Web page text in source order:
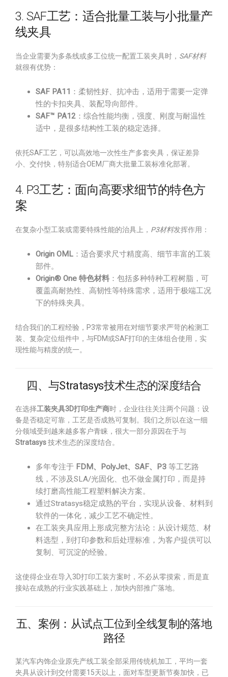
3. SAF工艺：适合批量工装与小批量产
线夹具
当企业需要为多条线或多工位统一配置工装夹具时， SAF材料
就很有优势：
SAF PA11 ：柔韧性好、抗冲击，适用于需要一定弹
性的卡扣夹具、装配导向部件。
SAF™ PA12 ：综合性能均衡，强度、刚度与耐温性
适中，是很多结构性工装的稳定选择。
依托SAF工艺，可以高效地一次性生产多套夹具，保证差异
小、交付快，特别适合OEM厂商大批量工装标准化部署。
4. P3工艺：面向高要求细节的特色方
案
在复杂小型工装或需要特殊性能的治具上， P3材料发挥作用：
Origin OML ：适合要求尺寸精度高、细节丰富的工装
部件。
Origin® One 特色材料 ：包括多种特种工程树脂，可
覆盖高耐热性、高韧性等特殊需求，适用于极端工况
下的特殊夹具。
结合我们的工程经验，P3常常被用在对细节要求严苛的检测工
装、复杂定位组件中，与FDM或SAF打印的主体组合使用，实
现性能与精度的统一。
四、与Stratasys技术生态的深度结合
在选择工装夹具3D打印生产商时，企业往往关注两个问题：设
备是否稳定可靠，工艺是否成熟可复制。我们之所以在这一细
分领域受到越来越多客户青睐，很大一部分原因在于与
Stratasys技术生态的深度结合。
多年专注于 FDM、PolyJet、SAF、P3 等工艺路
线，不涉及SLA/光固化、也不做金属打印，而是持
续打磨高性能工程塑料解决方案。
通过Stratasys稳定成熟的平台，实现从设备、材料到
软件的一体化，减少工艺不确定性。
在工装夹具应用上形成完整方法论：从设计规范、材
料选型，到打印参数和后处理标准，为客户提供可以
复制、可沉淀的经验。
这使得企业在导入3D打印工装方案时，不必从零摸索，而是直
接站在成熟的行业实践基础上，加快内部推广落地。
五、案例：从试点工位到全线复制的落地
路径
某汽车内饰企业原先产线工装全部采用传统机加工，平均一套
夹具从设计到交付需要15天以上，面对车型更新节奏加快，已